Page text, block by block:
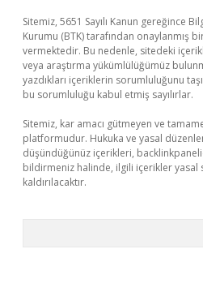
Sitemiz, 5651 Sayılı Kanun gereğince
Kurumu (BTK) tarafından onaylanmış
vermektedir. Bu nedenle, sitedeki
veya araştırma yükümlülüğümüz
yazdıkları içeriklerin sorumluluğunu
bu sorumluluğu kabul etmiş sayılırlar.
Sitemiz, kar amacı gütmeyen ve
platformudur. Hukuka ve yasal
düşündüğünüz içerikleri,
bildirmeniz halinde, ilgili içerikler yasal
kaldırılacaktır.